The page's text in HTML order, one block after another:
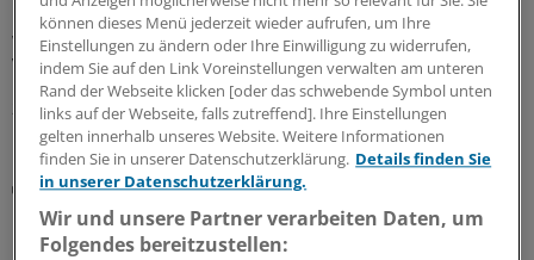
Hausarztpraxen per Telekonsil schnell weitergeholfen
werden. Ein Ergebnis eines Innovationsfondsprojektes in
Vorpommern überraschte.
23.07.2026
Techniker Krankenkasse unterstützt Projekt
Hausbesuche neu gedacht: Auch Laien können als
DIHVA die Praxen entlasten
können dieses Menü jederzeit wieder aufrufen, um Ihre
Einstellungen zu ändern oder Ihre Einwilligung zu widerrufen,
indem Sie auf den Link Voreinstellungen verwalten am unteren
Rand der Webseite klicken [oder das schwebende Symbol unten
links auf der Webseite, falls zutreffend]. Ihre Einstellungen
gelten innerhalb unseres Website. Weitere Informationen
finden Sie in unserer Datenschutzerklärung. Details finden Sie
in unserer Datenschutzerklärung.
Wir und unsere Partner verarbeiten Daten, um
Folgendes bereitzustellen: